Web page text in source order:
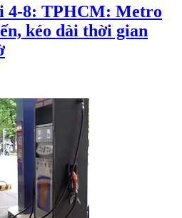
4-8: TPHCM: Metro
kéo dài thời gian